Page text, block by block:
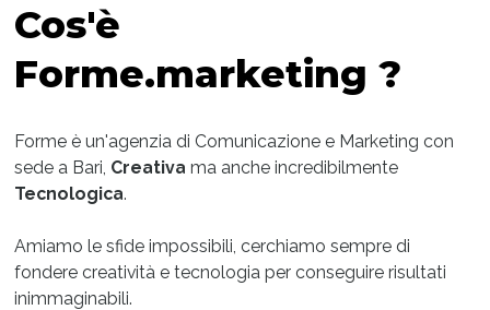
Cos'è
Forme.marketing ?
Forme è un'agenzia di Comunicazione e Marketing con
sede a Bari, Creativa ma anche incredibilmente
Tecnologica.
Amiamo le sfide impossibili, cerchiamo sempre di
fondere creatività e tecnologia per conseguire risultati
inimmaginabili.